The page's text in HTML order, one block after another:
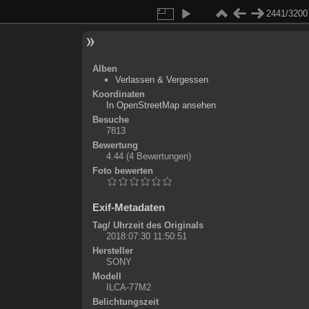
2441/3200
Alben
Verlassen & Vergessen
Koordinaten
+
-
In OpenStreetMap ansehen
Besuche
7813
Bewertung
4.44 (4 Bewertungen)
Foto bewerten
Exif-Metadaten
Tag/ Uhrzeit des Originals
2018:07:30 11:50:51
Hersteller
SONY
Modell
ILCA-77M2
Belichtungszeit